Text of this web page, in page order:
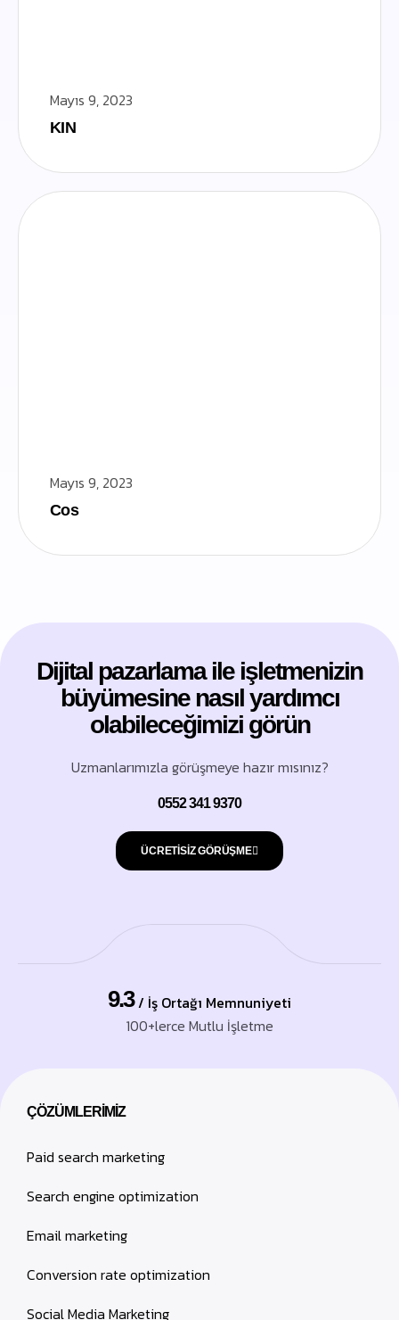
Mayıs 9, 2023
KIN
Mayıs 9, 2023
Cos
Dijital pazarlama ile işletmenizin
büyümesine nasıl yardımcı
olabileceğimizi görün
Uzmanlarımızla görüşmeye hazır mısınız?
0552 341 9370
ÜCRETISİZ GÖRÜŞME
9.3 / İş Ortağı Memnuniyeti
100+lerce Mutlu İşletme
ÇÖZÜMLERIMIZ
Paid search marketing
Search engine optimization
Email marketing
Conversion rate optimization
Social Media Marketing